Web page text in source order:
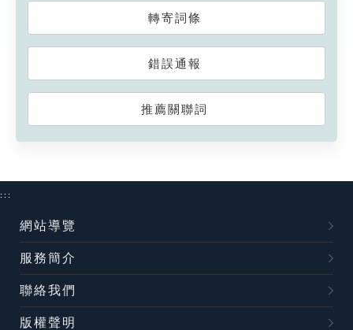
轉寄詞條
錯誤通報
推薦關聯詞
:::
網站導覽
服務簡介
聯絡我們
版權聲明